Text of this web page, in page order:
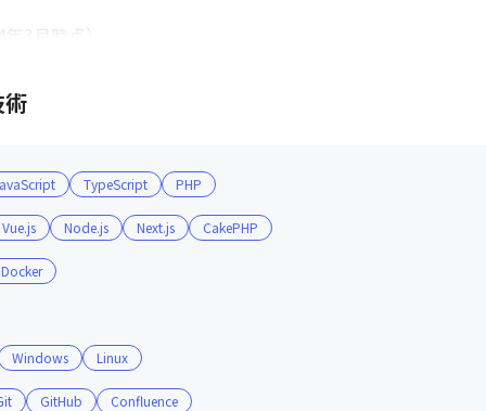
3月時点）
いたgit-flowでコードレビューやデプロイをする体制を整え
すい環境で、積極的に新しい技術を導入しています
入費用支援があります
いです
TypeScript PHP
Vue.js Node.js Next.js CakePHP
Docker
Windows Linux
GitHub Confluence